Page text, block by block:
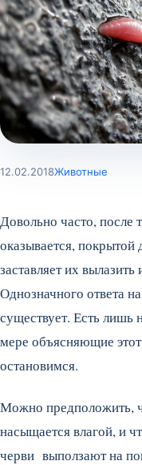
12.02.2018Животные
Довольно часто, после
оказывается,
заставляет их
Однозначного ответа
существует. Есть лишь
мере объясняющие
остановимся.
Можно предположить,
насыщается влагой, и
черви выползают на